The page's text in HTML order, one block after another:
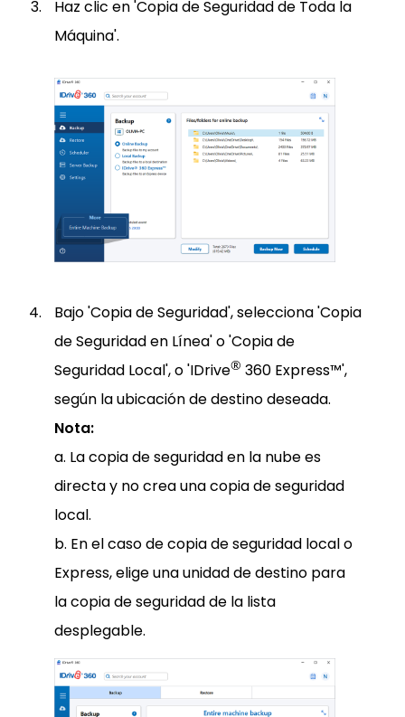
Haz clic en 'Copia de Seguridad de Toda la
Máquina'.
Bajo 'Copia de Seguridad', selecciona 'Copia
de Seguridad en Línea' o 'Copia de
Seguridad Local', o 'IDrive® 360 Express™',
según la ubicación de destino deseada.
Nota:
a. La copia de seguridad en la nube es
directa y no crea una copia de seguridad
local.
b. En el caso de copia de seguridad local o
Express, elige una unidad de destino para
la copia de seguridad de la lista
desplegable.